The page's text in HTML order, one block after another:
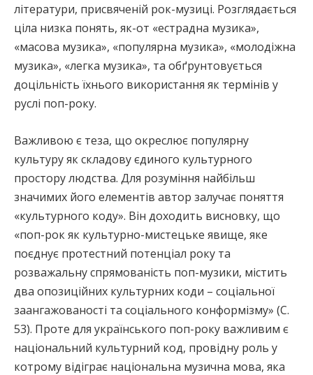
літератури, присвяченій рок-музиці. Розглядається
ціла низка понять, як-от «естрадна музика»,
«масова музика», «популярна музика», «молодіжна
музика», «легка музика», та обґрунтовується
доцільність їхнього використання як термінів у
руслі поп-року.
Важливою є теза, що окреслює популярну
культуру як складову єдиного культурного
простору людства. Для розуміння найбільш
значимих його елементів автор залучає поняття
«культурного коду». Він доходить висновку, що
«поп-рок як культурно-мистецьке явище, яке
поєднує протестний потенціал року та
розважальну спрямованість поп-музики, містить
два опозиційних культурних коди – соціальної
заангажованості та соціального конформізму» (С.
53). Проте для українського поп-року важливим є
національний культурний код, провідну роль у
котрому відіграє національна музична мова, яка